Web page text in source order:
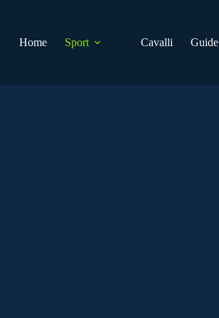
Home
Sport Cavalli Guide